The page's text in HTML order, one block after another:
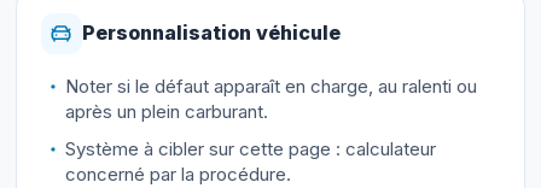
Personnalisation véhicule
Noter si le défaut apparaît en charge, au ralenti ou
après un plein carburant.
Système à cibler sur cette page : calculateur
concerné par la procédure.